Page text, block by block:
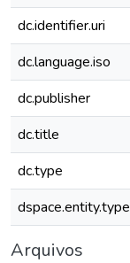
dc.identifier.uri
dc.language.iso
dc.publisher
dc.title
dc.type
dspace.entity.type
Arquivos